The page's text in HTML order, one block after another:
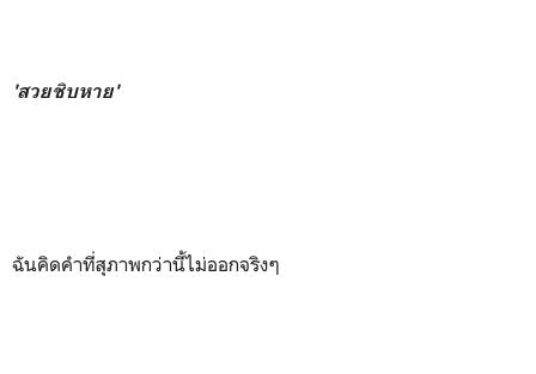
'สวยชิบหาย'
ฉันคิดคำที่สุภาพกว่านี้ไม่ออกจริงๆ